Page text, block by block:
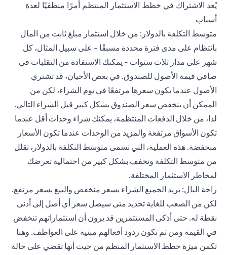
يُعد الاشتراك في خطط الاستثمار المنتظم أمرًا منطقيًا لعدة
أسباب
متوسط التكلفة بالدولار: من خلال استثمار مبلغ ثابت من المال
بانتظام على مدى فترة محددة مسبقًا - على سبيل المثال، كل
شهر على مدار ثلاث سنوات - يمكنك الاستفادة من التقلبات في
صافي قيمة الأصول للصندوق. في بعض الأحيان، قد تشتري
الأصول عندما يكون سعرها مرتفعًا في يوم الشراء، لكن من
الممكن أن ينخفض سعر الصندوق بشكل كبير قبل الشراء التالي.
لذا، من خلال الدفعات المنتظمة، يمكنك شراء وحدات أقل عندما
تكون الأسواق مرتفعة والمزيد من الوحدات عندما تكون الأسعار
منخفضة. هذه العملية، التي تسمى متوسط التكلفة بالدولار، تقلل
من متوسط التكلفة وتخفف بشكل كبير من احتمالية تعرضك
لمخاطر الاستثمار المختلفة.
راحة البال: يريد الجميع الشراء بسعر منخفض والبيع بسعر مرتفع.
لكن من الصعب للغاية تحديد متى سيصل سعر أي أصل إلى أدنى
نقطة له. حتى أذكى المستثمرين قد يرون أن استثماراتهم تنخفض
في القيمة ومن ثم تكون ردود أفعالهم مبنية على العواطف. وهنا
تكمن ميزة خطط الاستثمار المنظم من حيث أنها تقضي على حالة